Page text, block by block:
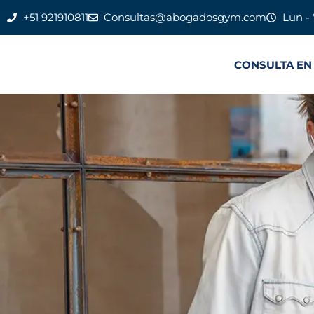
+51 921910811 Consultas@abogadosgym.com Lun -
CONSULTA